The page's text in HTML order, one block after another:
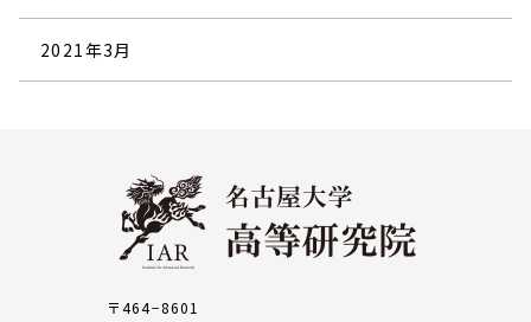
2021年3月
〒464−8601